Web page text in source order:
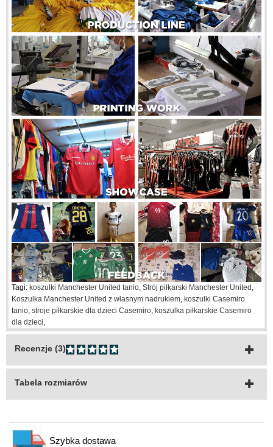
Tagi: koszulki Manchester United tanio, Strój piłkarski Manchester United ,
Koszulka Manchester United z własnym nadrukiem, koszulki Casemiro
tanio, stroje piłkarskie dla dzieci Casemiro, koszulka piłkarskie Casemiro
dla dzieci,
Recenzje (3)
Tabela rozmiarów
Szybka dostawa